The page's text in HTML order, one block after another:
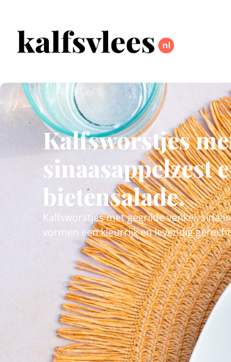
Kalfsworstjes
sinaasappelzest
bietensalade.
Kalfsworstjes met gegrilde venkel,
vormen een kleurrijk en levendig gerecht